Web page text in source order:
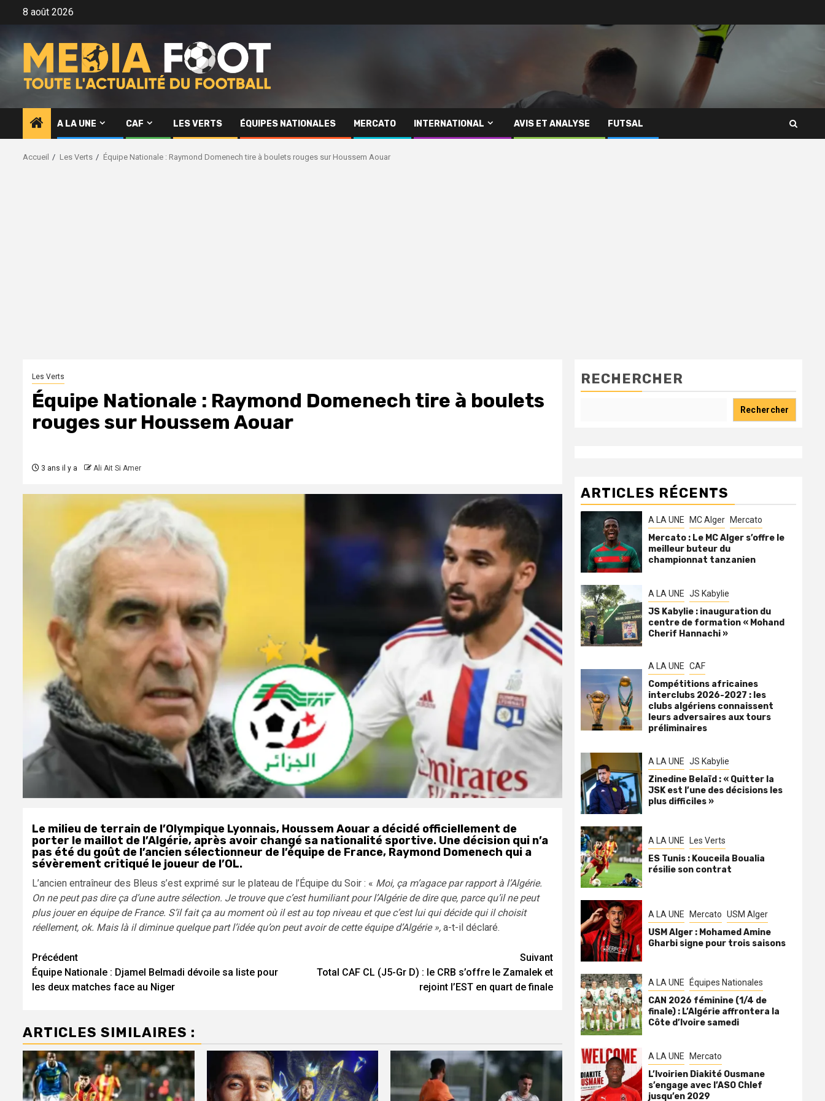
8 août 2026
A LA UNE CAF LES VERTS ÉQUIPES NATIONALES MERCATO INTERNATIONAL AVIS ET ANALYSE FUTSAL
Accueil Les Verts Équipe Nationale : Raymond Domenech tire à boulets rouges sur Houssem Aouar
Les Verts
Équipe Nationale : Raymond Domenech tire à boulets
rouges sur Houssem Aouar
3 ans il y a Ali Ait Si Amer
Le milieu de terrain de l’Olympique Lyonnais, Houssem Aouar a décidé officiellement de
porter le maillot de l’Algérie, après avoir changé sa nationalité sportive. Une décision qui n’a
pas été du goût de l’ancien sélectionneur de l’équipe de France, Raymond Domenech qui a
sévèrement critiqué le joueur de l’OL.
L’ancien entraîneur des Bleus s’est exprimé sur le plateau de l’Équipe du Soir : « Moi, ça m’agace par rapport à l’Algérie.
On ne peut pas dire ça d’une autre sélection. Je trouve que c’est humiliant pour l’Algérie de dire que, parce qu’il ne peut
plus jouer en équipe de France. S’il fait ça au moment où il est au top niveau et que c’est lui qui décide qui il choisit
réellement, ok. Mais là il diminue quelque part l’idée qu’on peut avoir de cette équipe d’Algérie », a-t-il déclaré.
Navigation
d’article
Précédent
Équipe Nationale : Djamel Belmadi dévoile sa liste pour
les deux matches face au Niger
Suivant
Total CAF CL (J5-Gr D) : le CRB s’offre le Zamalek et
rejoint l’EST en quart de finale
ARTICLES SIMILAIRES :
RECHERCHER
Rechercher
ARTICLES RÉCENTS
A LA UNE MC Alger Mercato
Mercato : Le MC Alger s’offre le
meilleur buteur du
championnat tanzanien
A LA UNE JS Kabylie
JS Kabylie : inauguration du
centre de formation « Mohand
Cherif Hannachi »
A LA UNE CAF
Compétitions africaines
interclubs 2026-2027 : les
clubs algériens connaissent
leurs adversaires aux tours
préliminaires
A LA UNE JS Kabylie
Zinedine Belaïd : « Quitter la
JSK est l’une des décisions les
plus difficiles »
A LA UNE Les Verts
ES Tunis : Kouceila Boualia
résilie son contrat
A LA UNE Mercato USM Alger
USM Alger : Mohamed Amine
Gharbi signe pour trois saisons
A LA UNE Équipes Nationales
CAN 2026 féminine (1/4 de
finale) : L’Algérie affrontera la
Côte d’Ivoire samedi
A LA UNE Mercato
L’Ivoirien Diakité Ousmane
s’engage avec l’ASO Chlef
jusqu’en 2029